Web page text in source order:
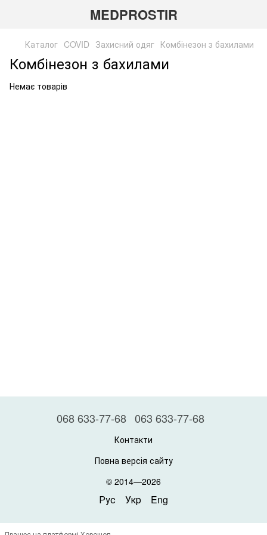
MEDPROSTIR
Каталог COVID Захисний одяг Комбінезон з бахилами
Комбінезон з бахилами
Немає товарів
068 633-77-68 063 633-77-68
Контакти
Повна версія сайту
© 2014—2026
Рус Укр Eng